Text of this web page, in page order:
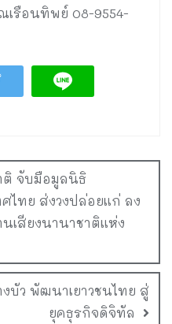
เรือนทิพย์ 08-9554-
ติ จับมือมูลนิธิ
ไทย ส่งวงปล่อยแก่ ลง
เสียงนานาชาติแห่ง
งบัว พัฒนาเยาวชนไทย สู่
ยุคธุรกิจดิจิทัล